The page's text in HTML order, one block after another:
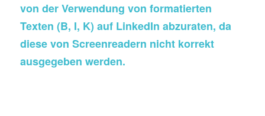
von der Verwendung von formatierten
Texten (B, I, K) auf LinkedIn abzuraten, da
diese von Screenreadern nicht korrekt
ausgegeben werden.